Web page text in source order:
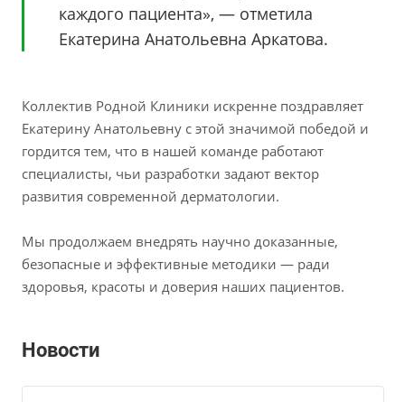
каждого пациента», — отметила
Екатерина Анатольевна Аркатова.
Коллектив Родной Клиники искренне поздравляет
Екатерину Анатольевну с этой значимой победой и
гордится тем, что в нашей команде работают
специалисты, чьи разработки задают вектор
развития современной дерматологии.
Мы продолжаем внедрять научно доказанные,
безопасные и эффективные методики — ради
здоровья, красоты и доверия наших пациентов.
Новости